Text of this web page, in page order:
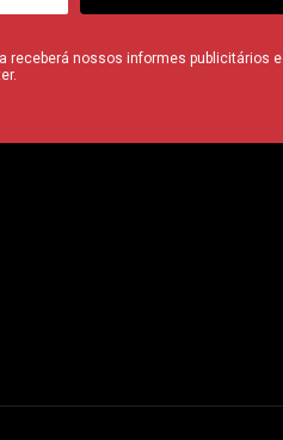
receberá nossos informes publicitários e